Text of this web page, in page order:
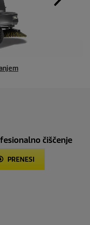
čiščenje
PRENESI